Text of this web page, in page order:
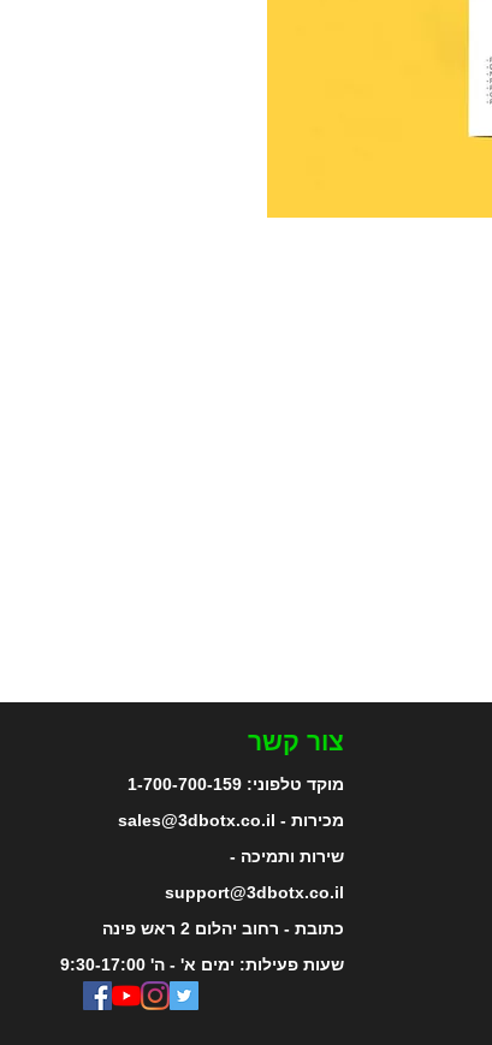
צור קשר
מוקד טלפוני:1-700-700-159
מכירות - sales@3dbotx.co.il
שירות ותמיכה -
support@3dbotx.co.il
כתובת - רחוב יהלום 2 ראש פינה
שעות פעילות: ימים א' - ה' 9:30-17:00